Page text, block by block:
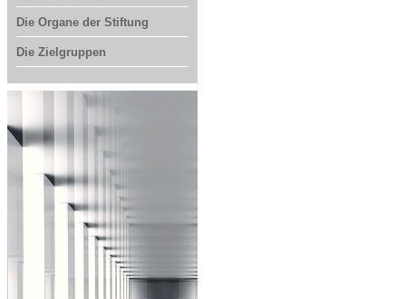
Die Organe der Stiftung
Die Zielgruppen